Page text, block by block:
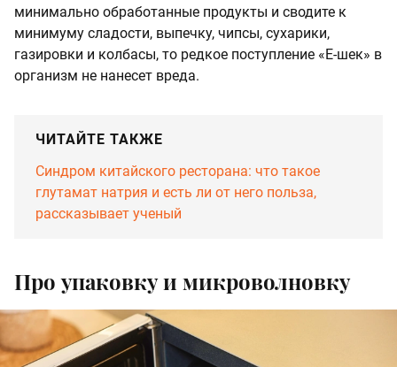
минимально обработанные продукты и сводите к
минимуму сладости, выпечку, чипсы, сухарики,
газировки и колбасы, то редкое поступление «Е-шек» в
организм не нанесет вреда.
ЧИТАЙТЕ ТАКЖЕ
Синдром китайского ресторана: что такое
глутамат натрия и есть ли от него польза,
рассказывает ученый
Про упаковку и микроволновку